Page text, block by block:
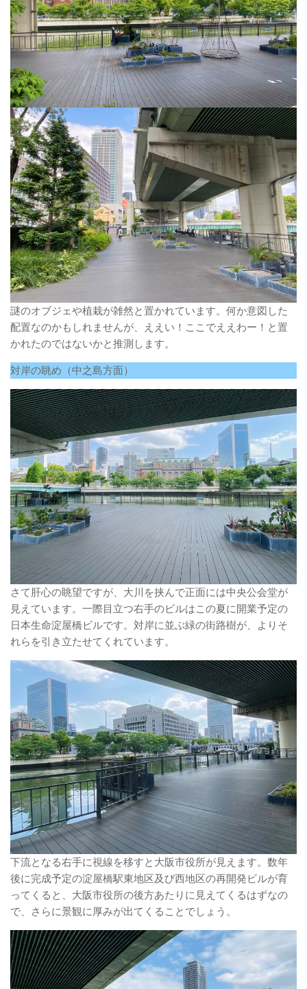
謎のオブジェや植栽が雑然と置かれています。何か意図した
配置なのかもしれませんが、ええい！ここでええわー！と置
かれたのではないかと推測します。
対岸の眺め（中之島方面）
さて肝心の眺望ですが、大川を挟んで正面には中央公会堂が
見えています。一際目立つ右手のビルはこの夏に開業予定の
日本生命淀屋橋ビルです。対岸に並ぶ緑の街路樹が、よりそ
れらを引き立たせてくれています。
下流となる右手に視線を移すと大阪市役所が見えます。数年
後に完成予定の淀屋橋駅東地区及び西地区の再開発ビルが育
ってくると、大阪市役所の後方あたりに見えてくるはずなの
で、さらに景観に厚みが出てくることでしょう。